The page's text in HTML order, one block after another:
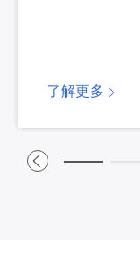
了解更多